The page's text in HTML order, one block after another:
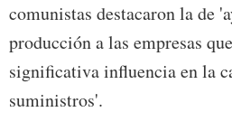
comunistas destacaron la de
producción a las empresas
significativa influencia en la
suministros'.